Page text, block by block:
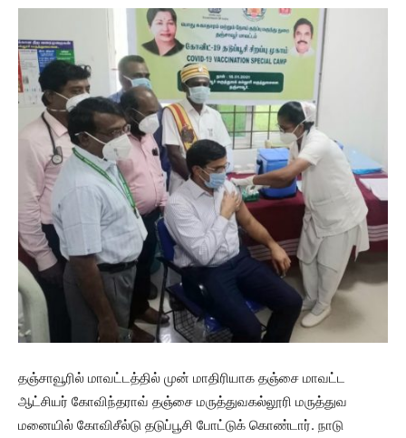
தஞ்சாவூரில் மாவட்டத்தில் முன் மாதிரியாக தஞ்சை மாவட்ட
ஆட்சியர் கோவிந்தராவ் தஞ்சை மருத்துவகல்லூரி மருத்துவ
மனையில் கோவிசீல்டு தடுப்பூசி போட்டுக் கொண்டார். நாடு